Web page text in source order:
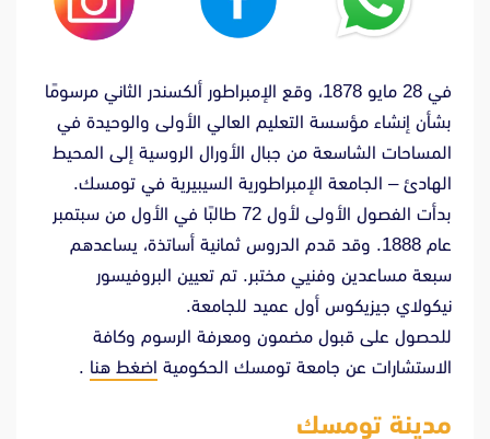
في 28 مايو 1878، وقع الإمبراطور ألكسندر الثاني مرسومًا
بشأن إنشاء مؤسسة التعليم العالي الأولى والوحيدة في
المساحات الشاسعة من جبال الأورال الروسية إلى المحيط
الهادئ – الجامعة الإمبراطورية السيبيرية في تومسك.
بدأت الفصول الأولى لأول 72 طالبًا في الأول من سبتمبر
عام 1888. وقد قدم الدروس ثمانية أساتذة، يساعدهم
سبعة مساعدين وفنيي مختبر. تم تعيين البروفيسور
نيكولاي جيزيكوس أول عميد للجامعة.
للحصول على قبول مضمون ومعرفة الرسوم وكافة
الاستشارات عن جامعة تومسك الحكومية اضغط هنا .
مدينة تومسك